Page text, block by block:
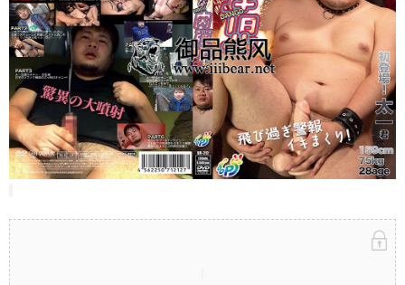
[BRAVO]ぶっ飛び!肉弾児
当前隐藏内容需要支付200熊币 已有84人支付 登录
立刻注册 0 收藏